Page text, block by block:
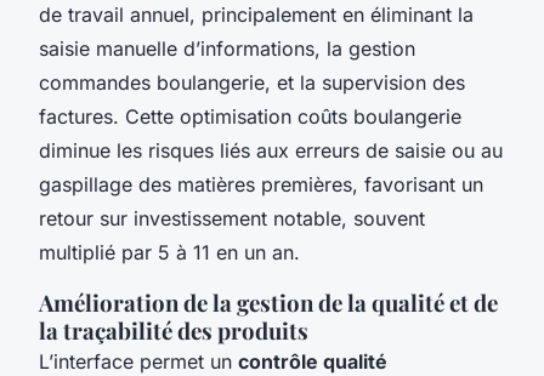
de travail annuel, principalement en éliminant la
saisie manuelle d’informations, la gestion
commandes boulangerie, et la supervision des
factures. Cette optimisation coûts boulangerie
diminue les risques liés aux erreurs de saisie ou au
gaspillage des matières premières, favorisant un
retour sur investissement notable, souvent
multiplié par 5 à 11 en un an.
Amélioration de la gestion de la qualité et de
la traçabilité des produits
L’interface permet un contrôle qualité